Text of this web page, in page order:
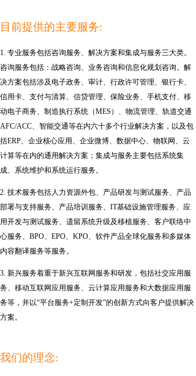
目前提供的主要服务:
1. 专业服务包括咨询服务、解决方案和集成与服务三大类。
咨询服务包括：战略咨询、业务咨询和信息化规划咨询。解
决方案包括涉及电子政务、审计、行政许可管理、银行卡、
信用卡、支付与清算、信贷管理、保险业务、手机支付、移
动电子商务、制造执行系统（MES）、物流管理、轨道交通
AFC/ACC、智能交通等在内六十多个行业解决方案，以及包
括ERP、企业核心应用、企业微博、数据中心、物联网、云
计算等在内的通用解决方案；集成与服务主要包括系统集
成、系统维护和系统运行服务。
2. 技术服务包括人力资源外包、产品研发与测试服务、产品
部署与支持服务、产品培训服务、IT基础设施管理服务、应
用开发与测试服务、遗留系统升级及移植服务、客户联络中
心服务、BPO、EPO、KPO、软件产品全球化服务和多媒体
内容翻译服务等服务。
3. 新兴服务着重于新兴互联网服务和研发，包括社交应用服
务、移动互联网应用服务、云计算应用服务和大数据应用服
务等，并以“平台服务+定制开发”的创新方式向客户提供解决
方案。
我们的理念: